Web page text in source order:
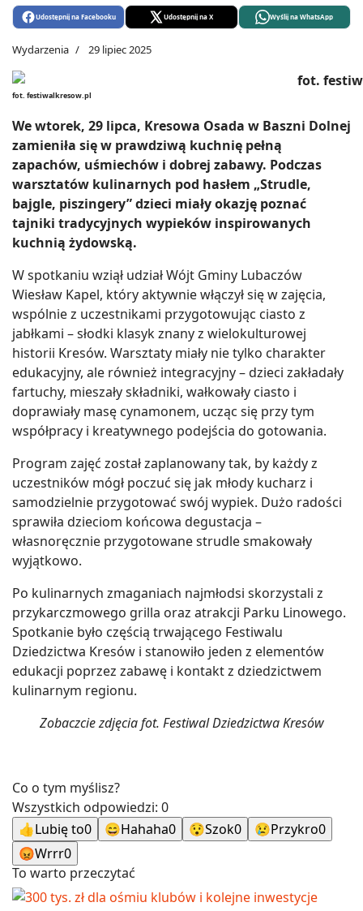
Udostępnij na Facebooku Udostępnij na X Wyślij na WhatsApp
Wydarzenia 29 lipiec 2025
fot. festiwalkresow.pl
We wtorek, 29 lipca, Kresowa Osada w Baszni Dolnej
zamieniła się w prawdziwą kuchnię pełną
zapachów, uśmiechów i dobrej zabawy. Podczas
warsztatów kulinarnych pod hasłem „Strudle,
bajgle, piszingery” dzieci miały okazję poznać
tajniki tradycyjnych wypieków inspirowanych
kuchnią żydowską.
W spotkaniu wziął udział Wójt Gminy Lubaczów
Wiesław Kapel, który aktywnie włączył się w zajęcia,
wspólnie z uczestnikami przygotowując ciasto z
jabłkami – słodki klasyk znany z wielokulturowej
historii Kresów. Warsztaty miały nie tylko charakter
edukacyjny, ale również integracyjny – dzieci zakładały
fartuchy, mieszały składniki, wałkowały ciasto i
doprawiały masę cynamonem, ucząc się przy tym
współpracy i kreatywnego podejścia do gotowania.
Program zajęć został zaplanowany tak, by każdy z
uczestników mógł poczuć się jak młody kucharz i
samodzielnie przygotować swój wypiek. Dużo radości
sprawiła dzieciom końcowa degustacja –
własnoręcznie przygotowane strudle smakowały
wyjątkowo.
Po kulinarnych zmaganiach najmłodsi skorzystali z
przykarczmowego grilla oraz atrakcji Parku Linowego.
Spotkanie było częścią trwającego Festiwalu
Dziedzictwa Kresów i stanowiło jeden z elementów
edukacji poprzez zabawę i kontakt z dziedzictwem
kulinarnym regionu.
Zobaczcie zdjęcia fot. Festiwal Dziedzictwa Kresów
Co o tym myślisz?
Wszystkich odpowiedzi: 0
👍Lubię to0 😄Hahaha0 😯Szok0 😢Przykro0
😡Wrrr0
To warto przeczytać